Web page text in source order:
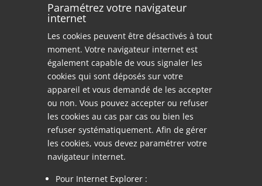
Paramétrez votre navigateur
internet
Les cookies peuvent être désactivés à tout
moment. Votre navigateur internet est
également capable de vous signaler les
cookies qui sont déposés sur votre
appareil et vous demandé de les accepter
ou non. Vous pouvez accepter ou refuser
les cookies au cas par cas ou bien les
refuser systématiquement. Afin de gérer
les cookies, vous devez paramétrer votre
navigateur internet.
Pour Internet Explorer :